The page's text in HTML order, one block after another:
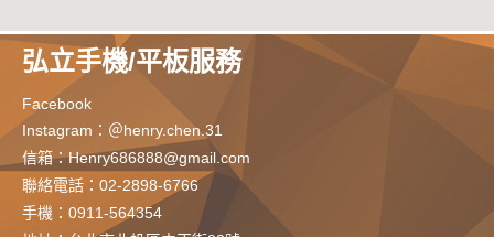
弘立手機/平板服務
Facebook
Instagram：＠henry.chen.31
信箱：Henry686888@gmail.com
聯絡電話：02-2898-6766
手機： 0911-564354